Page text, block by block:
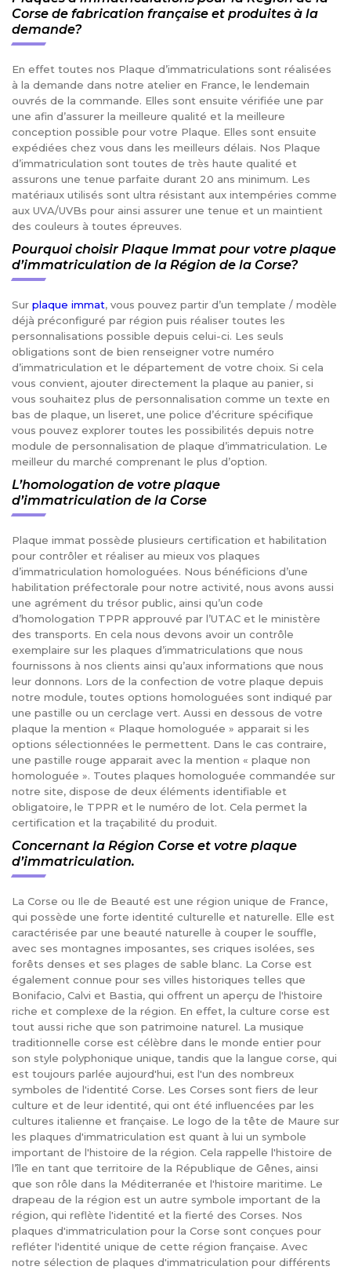
Corse de fabrication française et produites à la
demande?
En effet toutes nos Plaque d’immatriculations sont réalisées
à la demande dans notre atelier en France, le lendemain
ouvrés de la commande. Elles sont ensuite vérifiée une par
une afin d’assurer la meilleure qualité et la meilleure
conception possible pour votre Plaque. Elles sont ensuite
expédiées chez vous dans les meilleurs délais. Nos Plaque
d’immatriculation sont toutes de très haute qualité et
assurons une tenue parfaite durant 20 ans minimum. Les
matériaux utilisés sont ultra résistant aux intempéries comme
aux UVA/UVBs pour ainsi assurer une tenue et un maintient
des couleurs à toutes épreuves.
Pourquoi choisir Plaque Immat pour votre plaque
d’immatriculation de la Région de la Corse?
Sur plaque immat, vous pouvez partir d’un template / modèle
déjà préconfiguré par région puis réaliser toutes les
personnalisations possible depuis celui-ci. Les seuls
obligations sont de bien renseigner votre numéro
d’immatriculation et le département de votre choix. Si cela
vous convient, ajouter directement la plaque au panier, si
vous souhaitez plus de personnalisation comme un texte en
bas de plaque, un liseret, une police d’écriture spécifique
vous pouvez explorer toutes les possibilités depuis notre
module de personnalisation de plaque d’immatriculation. Le
meilleur du marché comprenant le plus d’option.
L’homologation de votre plaque
d’immatriculation de la Corse
Plaque immat possède plusieurs certification et habilitation
pour contrôler et réaliser au mieux vos plaques
d’immatriculation homologuées. Nous bénéficions d’une
habilitation préfectorale pour notre activité, nous avons aussi
une agrément du trésor public, ainsi qu’un code
d’homologation TPPR approuvé par l’UTAC et le ministère
des transports. En cela nous devons avoir un contrôle
exemplaire sur les plaques d’immatriculations que nous
fournissons à nos clients ainsi qu’aux informations que nous
leur donnons. Lors de la confection de votre plaque depuis
notre module, toutes options homologuées sont indiqué par
une pastille ou un cerclage vert. Aussi en dessous de votre
plaque la mention « Plaque homologuée » apparait si les
options sélectionnées le permettent. Dans le cas contraire,
une pastille rouge apparait avec la mention « plaque non
homologuée ». Toutes plaques homologuée commandée sur
notre site, dispose de deux éléments identifiable et
obligatoire, le TPPR et le numéro de lot. Cela permet la
certification et la traçabilité du produit.
Concernant la Région Corse et votre plaque
d’immatriculation.
La Corse ou Ile de Beauté est une région unique de France,
qui possède une forte identité culturelle et naturelle. Elle est
caractérisée par une beauté naturelle à couper le souffle,
avec ses montagnes imposantes, ses criques isolées, ses
forêts denses et ses plages de sable blanc. La Corse est
également connue pour ses villes historiques telles que
Bonifacio, Calvi et Bastia, qui offrent un aperçu de l'histoire
riche et complexe de la région. En effet, la culture corse est
tout aussi riche que son patrimoine naturel. La musique
traditionnelle corse est célèbre dans le monde entier pour
son style polyphonique unique, tandis que la langue corse, qui
est toujours parlée aujourd'hui, est l'un des nombreux
symboles de l'identité Corse. Les Corses sont fiers de leur
culture et de leur identité, qui ont été influencées par les
cultures italienne et française. Le logo de la tête de Maure sur
les plaques d'immatriculation est quant à lui un symbole
important de l'histoire de la région. Cela rappelle l'histoire de
l’île en tant que territoire de la République de Gênes, ainsi
que son rôle dans la Méditerranée et l'histoire maritime. Le
drapeau de la région est un autre symbole important de la
région, qui reflète l'identité et la fierté des Corses. Nos
plaques d'immatriculation pour la Corse sont conçues pour
refléter l'identité unique de cette région française. Avec
notre sélection de plaques d'immatriculation pour différents